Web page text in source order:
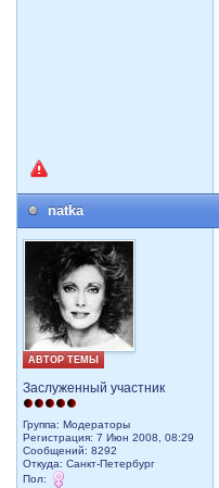
natka
АВТОР ТЕМЫ
Заслуженный участник
Группа: Модераторы
Регистрация: 7 Июн 2008, 08:29
Сообщений: 8292
Откуда: Санкт-Петербург
Пол: